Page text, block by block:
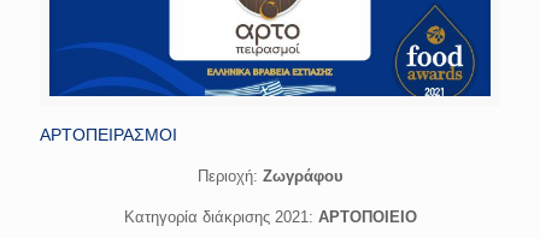
ΑΡΤΟΠΕΙΡΑΣΜΟΙ
Περιοχή: Ζωγράφου
Κατηγορία διάκρισης 2021: ΑΡΤΟΠΟΙΕΙΟ